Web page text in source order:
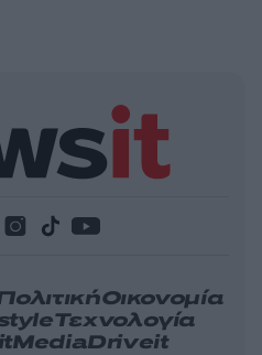
Οικονομία
Τεχνολογία
MediaDriveit